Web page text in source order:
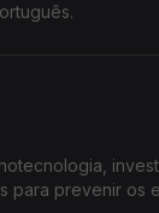
para prevenir